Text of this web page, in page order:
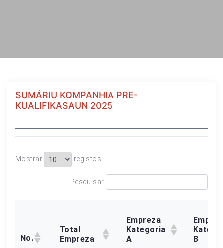
SUMÁRIU KOMPANHIA PRE-
KUALIFIKASAUN 2025
Mostrar registos
Pesquisar:
No.
Total
Empreza
Empreza
Kategoria
A
B